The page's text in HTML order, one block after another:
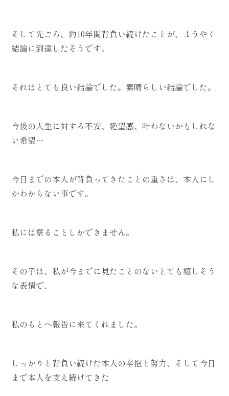
そして先ごろ、約10年間背負い続けたことが、ようやく
結論に到達したそうです。
それはとても良い結論でした。素晴らしい結論でした。
今後の人生に対する不安、絶望感、叶わないかもしれな
い希望…
今日までの本人が背負ってきたことの重さは、本人にし
かわからない事です。
私には察ることしかできません。
その子は、私が今までに見たことのないとても嬉しそう
な表情で、
私のもとへ報告に来てくれました。
しっかりと背負い続けた本人の辛抱と努力、そして今日
まで本人を支え続けてきた